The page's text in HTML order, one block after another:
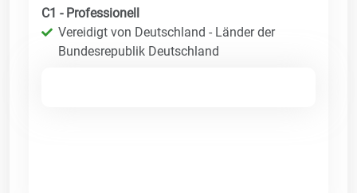
C1 - Professionell
Vereidigt von Deutschland - Länder der
Bundesrepublik Deutschland